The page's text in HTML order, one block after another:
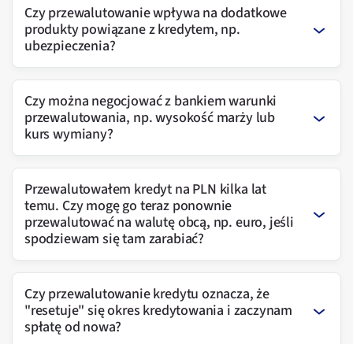
Czy przewalutowanie wpływa na dodatkowe
produkty powiązane z kredytem, np.
ubezpieczenia?
Czy można negocjować z bankiem warunki
przewalutowania, np. wysokość marży lub
kurs wymiany?
Przewalutowałem kredyt na PLN kilka lat
temu. Czy mogę go teraz ponownie
przewalutować na walutę obcą, np. euro, jeśli
spodziewam się tam zarabiać?
Czy przewalutowanie kredytu oznacza, że
"resetuje" się okres kredytowania i zaczynam
spłatę od nowa?